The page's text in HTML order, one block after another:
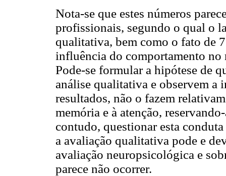
Nota-se que estes números
profissionais, segundo o qual o
qualitativa, bem como o fato de
influência do comportamento
Pode-se formular a hipótese de
análise qualitativa e observem a
resultados, não o fazem
memória e à atenção,
contudo, questionar esta
a avaliação qualitativa pode e
avaliação neuropsicológica e
parece não ocorrer.